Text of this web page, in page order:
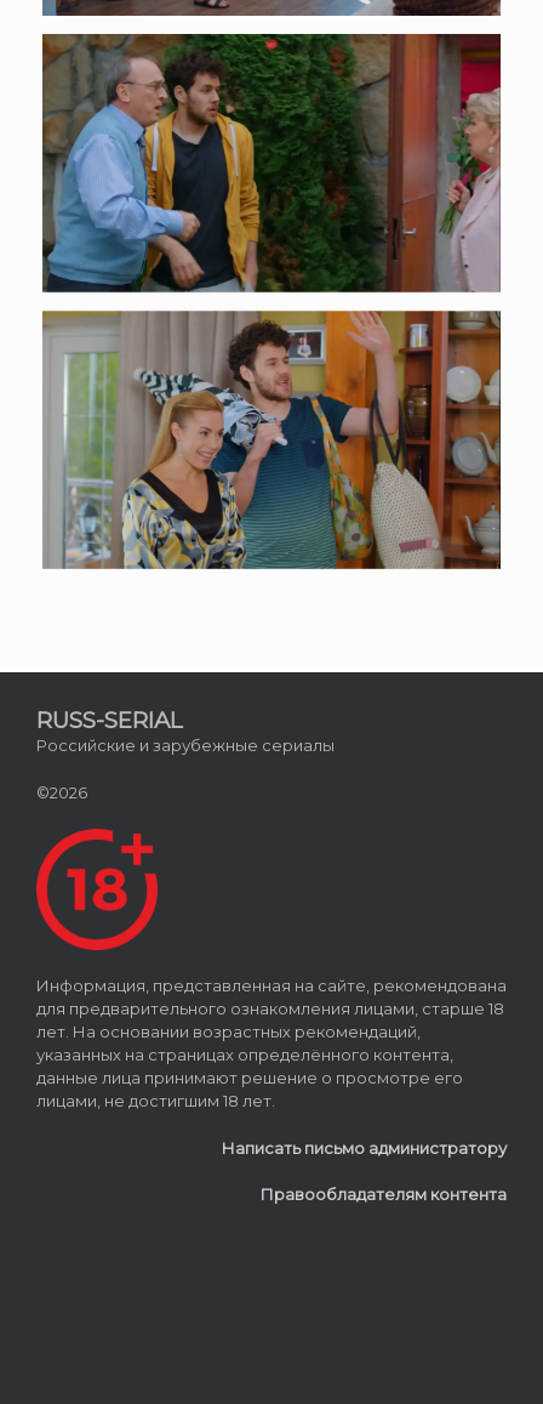
RUSS-SERIAL
Российские и зарубежные сериалы
©2026
Информация, представленная на сайте, рекомендована
для предварительного ознакомления лицами, старше 18
лет. На основании возрастных рекомендаций,
указанных на страницах определённого контента,
данные лица принимают решение о просмотре его
лицами, не достигшим 18 лет.
Написать письмо администратору
Правообладателям контента